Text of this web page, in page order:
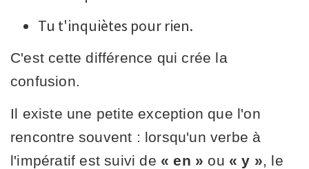
Tu t'inquiètes pour rien.
C'est cette différence qui crée la
confusion.
Il existe une petite exception que l'on
rencontre souvent : lorsqu'un verbe à
l'impératif est suivi de « en » ou « y », le